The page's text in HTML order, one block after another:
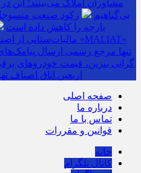
مشاوران املاک می‌بینند؛ این
بی‌گناهیم
رکود صنعت
پارچه را کاهش داده است
مالیات‌ستانی از
تنها مرجع رسمی ارسال
گرانی بنزین، قیمت خودروهای برقی
اربعین اتاق اصناف
صفحه اصلی
درباره ما
تماس با ما
قوانین و مقررات
خانه
کانال تلگرام